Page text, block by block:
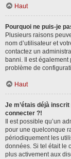
Haut
Pourquoi ne puis-je
Plusieurs raisons
nom d’utilisateur et
contactez un
banni. Il est
problème de
Haut
Je m’étais déjà
connecter ?!
Il est possible qu’un
pour une quelconque
périodiquement les
données. Si tel était le
plus activement aux